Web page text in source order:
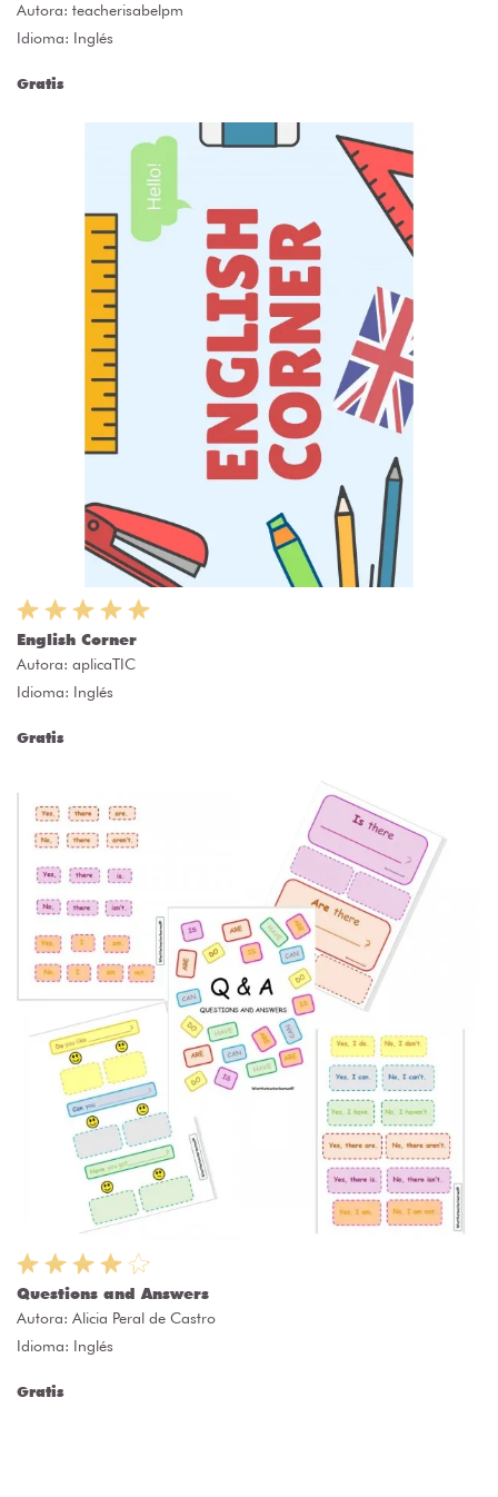
Autora: teacherisabelpm
Idioma: Inglés
Gratis
English Corner
Autora: aplicaTIC
Idioma: Inglés
Gratis
Questions and Answers
Autora: Alicia Peral de Castro
Idioma: Inglés
Gratis